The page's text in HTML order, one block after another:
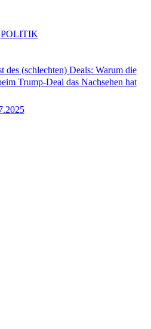
des (schlechten) Deals: Warum die
Trump-Deal das Nachsehen hat
POLITIK